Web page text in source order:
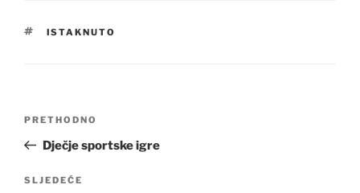
OZNAKE
ISTAKNUTO
Prethodna
objava
PRETHODNO
Dječje sportske igre
Sljedeća
SLJEDEĆE